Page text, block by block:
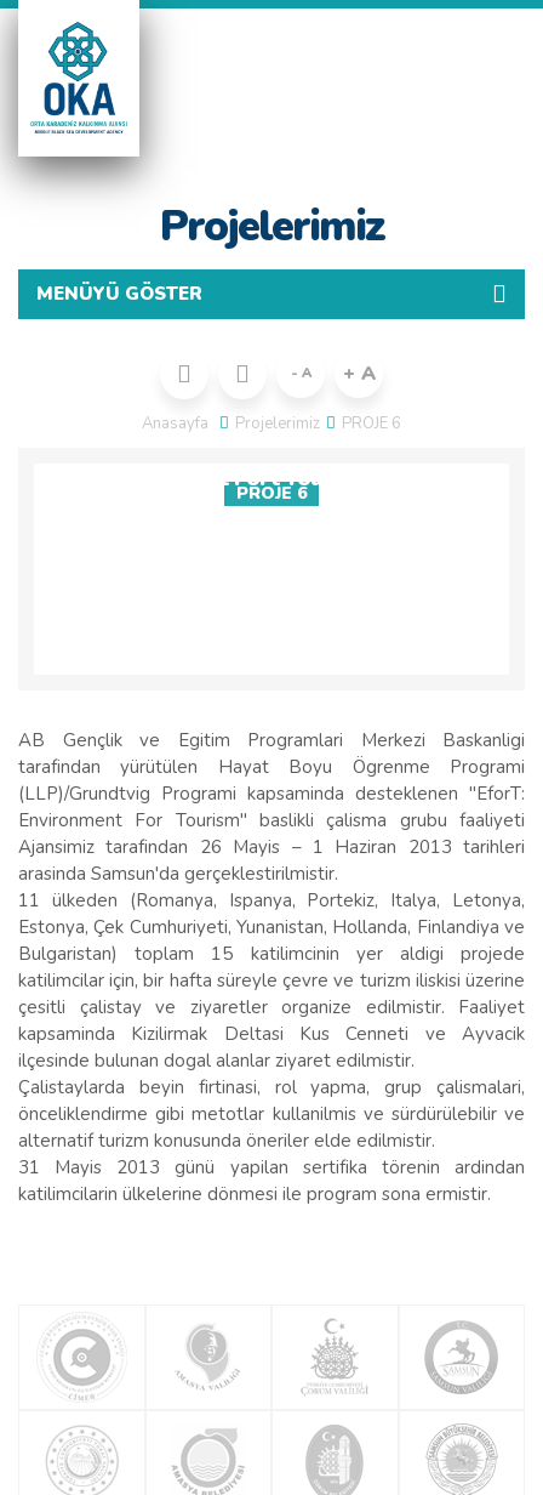
Projelerimiz
MENÜYÜ GÖSTER
- A + A
Anasayfa Projelerimiz PROJE 6
PROJE 6
Environment Fort Tourism (Efort)
AB Gençlik ve Egitim Programlari Merkezi Baskanligi
tarafindan yürütülen Hayat Boyu Ögrenme Programi
(LLP)/Grundtvig Programi kapsaminda desteklenen "EforT:
Environment For Tourism" baslikli çalisma grubu faaliyeti
Ajansimiz tarafindan 26 Mayis – 1 Haziran 2013 tarihleri
arasinda Samsun'da gerçeklestirilmistir.
11 ülkeden (Romanya, Ispanya, Portekiz, Italya, Letonya,
Estonya, Çek Cumhuriyeti, Yunanistan, Hollanda, Finlandiya ve
Bulgaristan) toplam 15 katilimcinin yer aldigi projede
katilimcilar için, bir hafta süreyle çevre ve turizm iliskisi üzerine
çesitli çalistay ve ziyaretler organize edilmistir. Faaliyet
kapsaminda Kizilirmak Deltasi Kus Cenneti ve Ayvacik
ilçesinde bulunan dogal alanlar ziyaret edilmistir.
Çalistaylarda beyin firtinasi, rol yapma, grup çalismalari,
önceliklendirme gibi metotlar kullanilmis ve sürdürülebilir ve
alternatif turizm konusunda öneriler elde edilmistir.
31 Mayis 2013 günü yapilan sertifika törenin ardindan
katilimcilarin ülkelerine dönmesi ile program sona ermistir.